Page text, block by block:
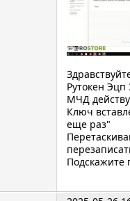
Рутокен Эцп
МЧД
Ключ
еще раз"
Подскажите